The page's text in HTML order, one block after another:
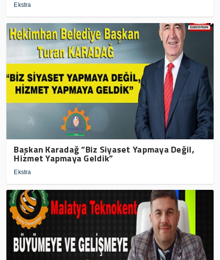
Ekstra
Başkan Karadağ “Biz Siyaset Yapmaya Değil,
Hizmet Yapmaya Geldik”
Ekstra